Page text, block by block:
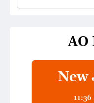
AO
New
11:36